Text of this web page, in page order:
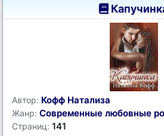
Автор: Кофф Натализа
Жанр: Современные любовные
Страниц: 141